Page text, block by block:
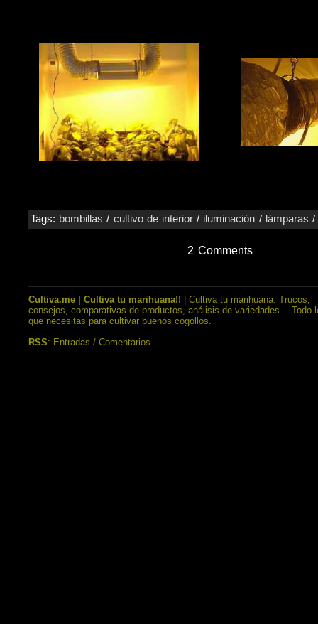
Tags: bombillas / cultivo de interior / iluminación / lámparas
2 Comments
Cultiva.me | Cultiva tu marihuana!! | Cultiva tu marihuana. Trucos,
consejos, comparativas de productos, análisis de variedades… Todo
que necesitas para cultivar buenos cogollos.
RSS: Entradas / Comentarios